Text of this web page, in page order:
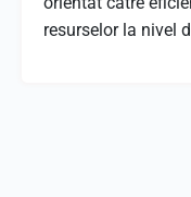
resurselor la nivel